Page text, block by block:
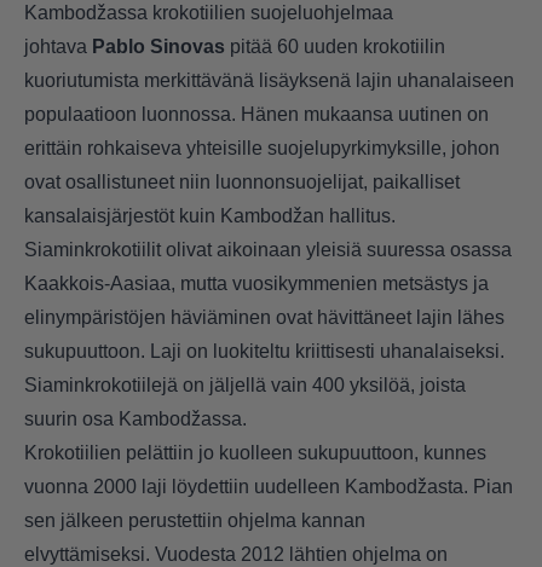
Kambodžassa krokotiilien suojeluohjelmaa
johtava Pablo Sinovas pitää 60 uuden krokotiilin
kuoriutumista merkittävänä lisäyksenä lajin uhanalaiseen
populaatioon luonnossa. Hänen mukaansa uutinen on
erittäin rohkaiseva yhteisille suojelupyrkimyksille, johon
ovat osallistuneet niin luonnonsuojelijat, paikalliset
kansalaisjärjestöt kuin Kambodžan hallitus.
Siaminkrokotiilit olivat aikoinaan yleisiä suuressa osassa
Kaakkois-Aasiaa, mutta vuosikymmenien metsästys ja
elinympäristöjen häviäminen ovat hävittäneet lajin lähes
sukupuuttoon. Laji on luokiteltu kriittisesti uhanalaiseksi.
Siaminkrokotiilejä on jäljellä vain 400 yksilöä, joista
suurin osa Kambodžassa.
Krokotiilien pelättiin jo kuolleen sukupuuttoon, kunnes
vuonna 2000 laji löydettiin uudelleen Kambodžasta. Pian
sen jälkeen perustettiin ohjelma kannan
elvyttämiseksi. Vuodesta 2012 lähtien ohjelma on